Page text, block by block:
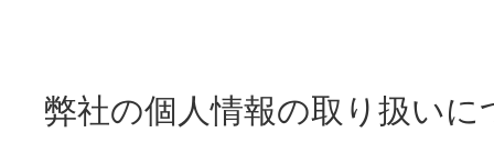
弊社の個人情報の取り扱い